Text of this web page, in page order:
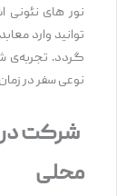
نور های نئونی
‌توانید وارد
گردد. تجربه‌ی
نوعی سفر در
شرکت
محلی